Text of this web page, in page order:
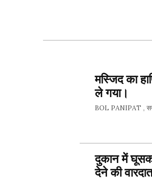
मस्जिद का
ले गया।
BOL PANIPAT ,
दुकान में
देने की